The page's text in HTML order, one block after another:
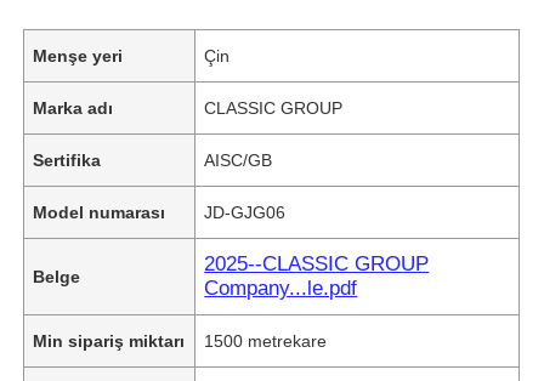
Menşe yeri Çin
Marka adı CLASSIC GROUP
Sertifika AISC/GB
Model numarası JD-GJG06
Belge
2025--CLASSIC GROUP
Company...le.pdf
Min sipariş miktarı 1500 metrekare